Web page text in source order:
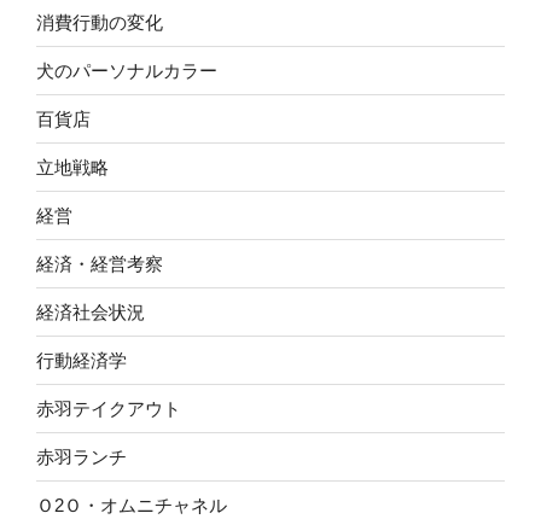
消費行動の変化
犬のパーソナルカラー
百貨店
立地戦略
経営
経済・経営考察
経済社会状況
行動経済学
赤羽テイクアウト
赤羽ランチ
Ｏ2Ｏ・オムニチャネル